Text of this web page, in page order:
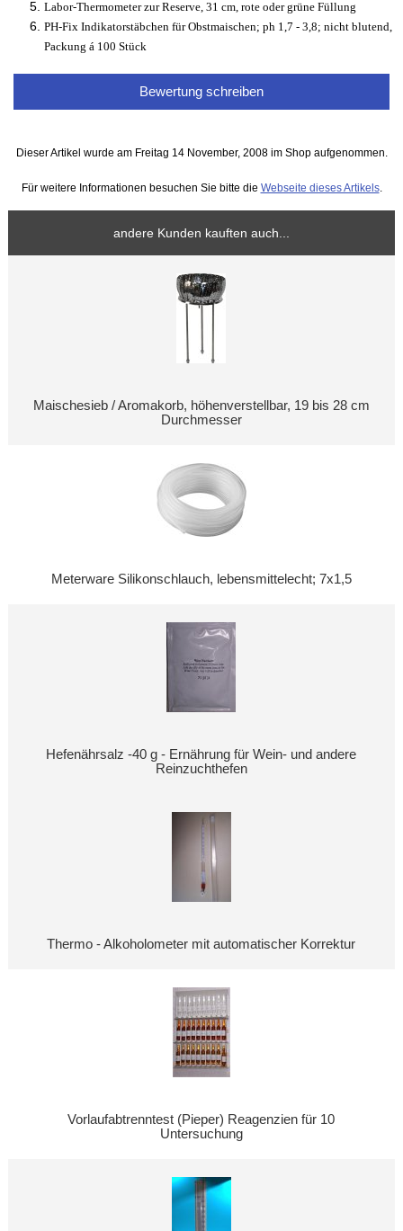
Labor-Thermometer zur Reserve, 31 cm, rote oder grüne Füllung
PH-Fix Indikatorstäbchen für Obstmaischen; ph 1,7 - 3,8; nicht blutend,
Packung á 100 Stück
Bewertung schreiben
Dieser Artikel wurde am Freitag 14 November, 2008 im Shop aufgenommen.
Für weitere Informationen besuchen Sie bitte die Webseite dieses Artikels.
andere Kunden kauften auch...
Maischesieb / Aromakorb, höhenverstellbar, 19 bis 28 cm
Durchmesser
Meterware Silikonschlauch, lebensmittelecht; 7x1,5
Hefenährsalz -40 g - Ernährung für Wein- und andere
Reinzuchthefen
Thermo - Alkoholometer mit automatischer Korrektur
Vorlaufabtrenntest (Pieper) Reagenzien für 10
Untersuchung